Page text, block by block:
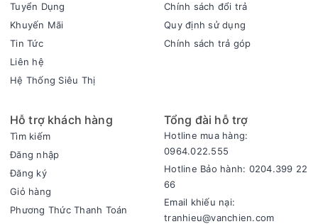
Tiện ích
- Trang bị quạt đối lưu giúp khí nóng tỏa đều lòng nồi, cho ra
thực phẩm chín đều các mặt.
người sử dụng.
- Nồi chiên không dầu có đèn báo hoạt động để người dùng
tiện theo dõi tình trạng nấu nướng của nồi.
Tuyển Dụng
Khuyến Mãi
Tin Tức
Liên hệ
Hệ Thống Siêu Thị
Chính sách đổi trả
Quy định sử dụng
Chính sách trả góp
Hỗ trợ khách hàng
Tìm kiếm
Đăng nhập
Đăng ký
Giỏ hàng
Phương Thức Thanh Toán
Tổng đài hỗ trợ
Hotline mua hàng:
0964.022.555
Hotline Bảo hành: 0204.399 22
66
Email khiếu nại:
tranhieu@vanchien.com